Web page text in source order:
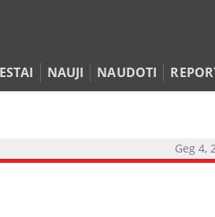
NAUJI NAUDOTI
Geg 4,